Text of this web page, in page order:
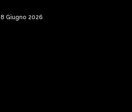
8 Giugno 2026